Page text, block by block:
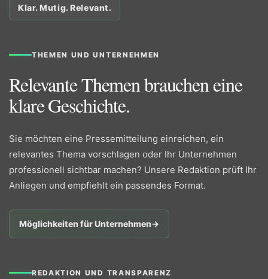
Klar. Mutig. Relevant.
THEMEN UND UNTERNEHMEN
Relevante Themen brauchen eine
klare Geschichte.
Sie möchten eine Pressemitteilung einreichen, ein
relevantes Thema vorschlagen oder Ihr Unternehmen
professionell sichtbar machen? Unsere Redaktion prüft Ihr
Anliegen und empfiehlt ein passendes Format.
Möglichkeiten für Unternehmen→
REDAKTION UND TRANSPARENZ